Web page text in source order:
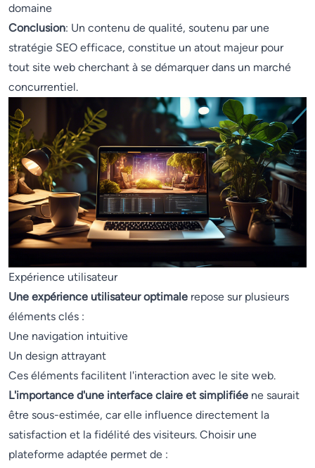
domaine
Conclusion: Un contenu de qualité, soutenu par une
stratégie SEO efficace, constitue un atout majeur pour
tout site web cherchant à se démarquer dans un marché
concurrentiel.
Expérience utilisateur
Une expérience utilisateur optimale repose sur plusieurs
éléments clés :
Une navigation intuitive
Un design attrayant
Ces éléments facilitent l'interaction avec le site web.
L'importance d'une interface claire et simplifiée ne saurait
être sous-estimée, car elle influence directement la
satisfaction et la fidélité des visiteurs. Choisir une
plateforme adaptée permet de :